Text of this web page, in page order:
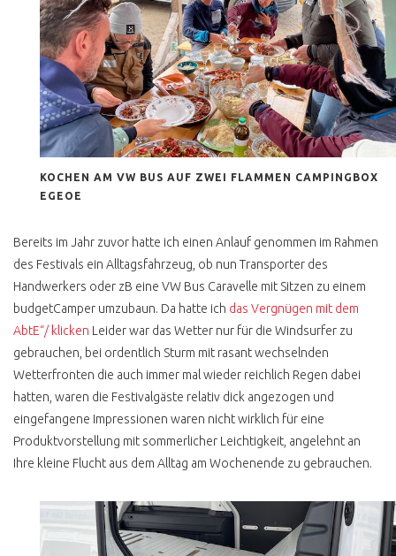
T4 ROST &
RESTAURATION
T4 ROST DEFINITION
TOTAL VERROSTET DOCH
GEKAUFT
T4 UNTERBODEN OK ?
UNTERBODENSCHUTZ
T4 RESTAURATION
T4 STRAHLEN PER EIS
T4 KONSERVIEREN MIT
MIKE SANDERS
T4 ROSTKUR NOCH GUT
T4 2.4 D WESTFALIA TOP
ALLES NEU
T4 HIGH SCORER
H KENNZEICHEN T4
T4 ONLINE BERATUNG
KOCHEN AM VW BUS AUF ZWEI FLAMMEN CAMPINGBOX
EGEOE
Bereits im Jahr zuvor hatte ich einen Anlauf genommen im Rahmen
des Festivals ein Alltagsfahrzeug, ob nun Transporter des
Handwerkers oder zB eine VW Bus Caravelle mit Sitzen zu einem
budgetCamper umzubaun. Da hatte ich das Vergnügen mit dem
AbtE“/ klicken Leider war das Wetter nur für die Windsurfer zu
gebrauchen, bei ordentlich Sturm mit rasant wechselnden
Wetterfronten die auch immer mal wieder reichlich Regen dabei
hatten, waren die Festivalgäste relativ dick angezogen und
eingefangene Impressionen waren nicht wirklich für eine
Produktvorstellung mit sommerlicher Leichtigkeit, angelehnt an
Ihre kleine Flucht aus dem Alltag am Wochenende zu gebrauchen.